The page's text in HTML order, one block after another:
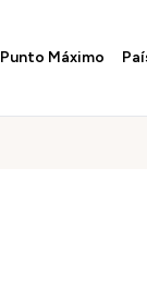
Punto Máximo